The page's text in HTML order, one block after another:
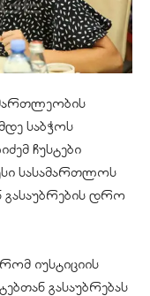
საბჭოს
ჩუსტები
სასამართლოს
დრო
იუსტიციის
გასაუბრებას